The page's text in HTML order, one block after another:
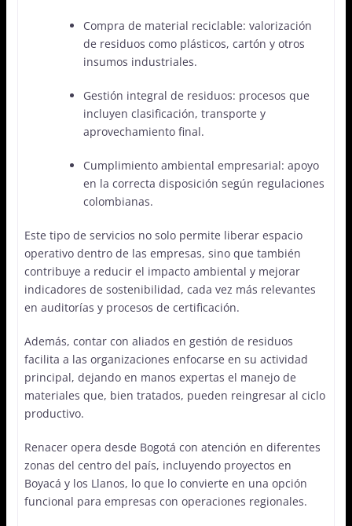
Compra de material reciclable: valorización
de residuos como plásticos, cartón y otros
insumos industriales.
Gestión integral de residuos: procesos que
incluyen clasificación, transporte y
aprovechamiento final.
Cumplimiento ambiental empresarial: apoyo
en la correcta disposición según regulaciones
colombianas.
Este tipo de servicios no solo permite liberar espacio
operativo dentro de las empresas, sino que también
contribuye a reducir el impacto ambiental y mejorar
indicadores de sostenibilidad, cada vez más relevantes
en auditorías y procesos de certificación.
Además, contar con aliados en gestión de residuos
facilita a las organizaciones enfocarse en su actividad
principal, dejando en manos expertas el manejo de
materiales que, bien tratados, pueden reingresar al ciclo
productivo.
Renacer opera desde Bogotá con atención en diferentes
zonas del centro del país, incluyendo proyectos en
Boyacá y los Llanos, lo que lo convierte en una opción
funcional para empresas con operaciones regionales.